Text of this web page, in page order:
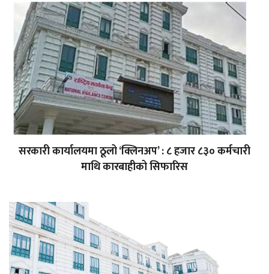
सरकारी कार्यालयमा ठूलो ‘क्लिनअप’ : ८ हजार ८३० कर्मचारी
माथि कारबाहीको सिफारिस